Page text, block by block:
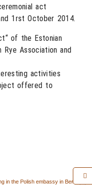
act
1rst October 2014.
of the Estonian
Association and
activities
offered to
in the Polish embassy in Berlin